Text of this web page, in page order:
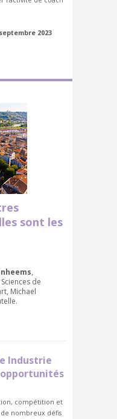
2023
sont les
,
de
Michael
Industrie
compétition et
nombreux défis